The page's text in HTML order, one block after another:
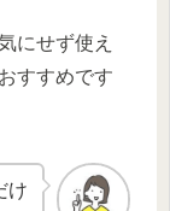
にせず使え
すすめです
け